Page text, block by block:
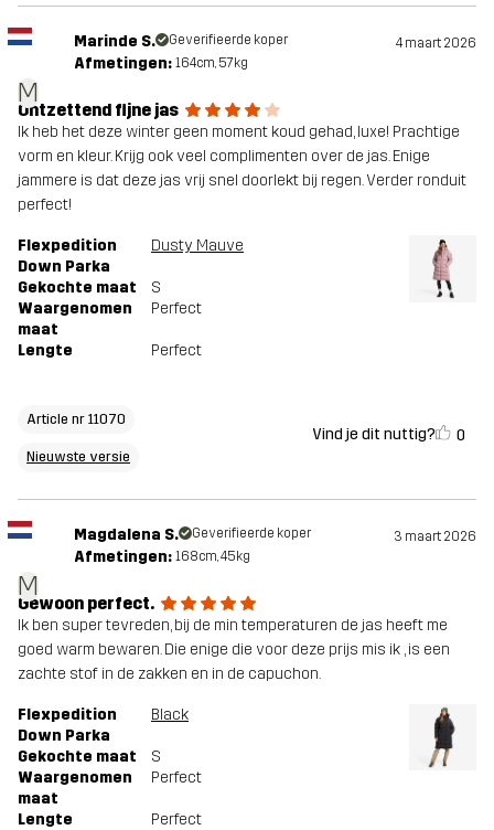
M
Marinde S. Geverifieerde koper 4 maart 2026
Afmetingen: 164cm, 57kg
Ontzettend fijne jas
Ik heb het deze winter geen moment koud gehad, luxe! Prachtige
vorm en kleur. Krijg ook veel complimenten over de jas. Enige
jammere is dat deze jas vrij snel doorlekt bij regen. Verder ronduit
perfect!
Flexpedition
Down Parka
Dusty Mauve
Gekochte maat
S
Waargenomen
maat
Perfect
Lengte Perfect
Article nr 11070
Nieuwste versie
Vind je dit nuttig? 0
M
Magdalena S. Geverifieerde koper 3 maart 2026
Afmetingen: 168cm, 45kg
Gewoon perfect.
Ik ben super tevreden, bij de min temperaturen de jas heeft me
goed warm bewaren. Die enige die voor deze prijs mis ik , is een
zachte stof in de zakken en in de capuchon.
Flexpedition
Down Parka
Black
Gekochte maat
S
Waargenomen
maat
Perfect
Lengte Perfect